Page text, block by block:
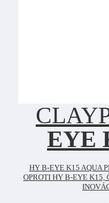
EYE
HY B-EYE K15 AQUA
OPROTI HY B-EYE K15,